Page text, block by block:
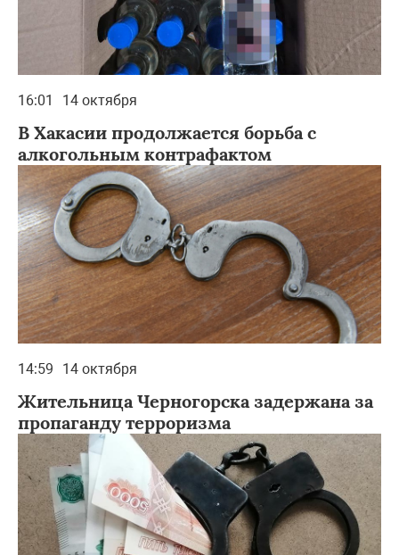
16:01 14 октября
В Хакасии продолжается борьба с
алкогольным контрафактом
14:59 14 октября
Жительница Черногорска задержана за
пропаганду терроризма